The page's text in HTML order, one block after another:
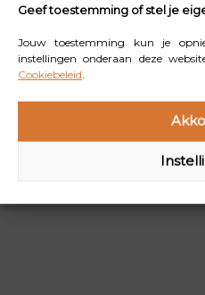
Geef toestemming of stel je
Jouw toestemming kun je
instellingen onderaan deze
Cookiebeleid